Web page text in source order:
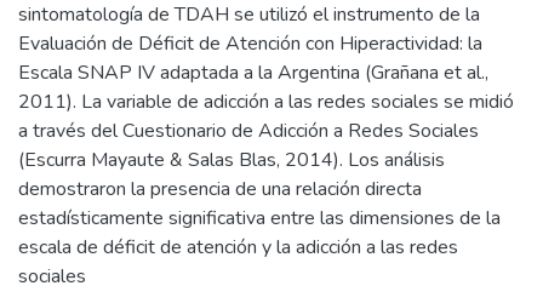
sintomatología de TDAH se utilizó el instrumento de la
Evaluación de Déficit de Atención con Hiperactividad: la
Escala SNAP IV adaptada a la Argentina (Grañana et al.,
2011). La variable de adicción a las redes sociales se midió
a través del Cuestionario de Adicción a Redes Sociales
(Escurra Mayaute & Salas Blas, 2014). Los análisis
demostraron la presencia de una relación directa
estadísticamente significativa entre las dimensiones de la
escala de déficit de atención y la adicción a las redes
sociales